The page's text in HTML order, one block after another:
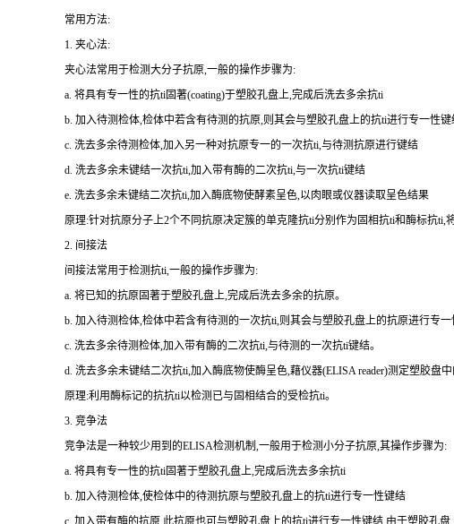
常用方法:
1. 夹心法:
夹心法常用于检测大分子抗原,一般的操作步骤为:
a. 将具有专一性的抗ti固著(coating)于塑胶孔盘上,完成后洗去多余抗ti
b. 加入待测检体,检体中若含有待测的抗原,则其会与塑胶孔盘上的抗ti进行专一性键
c. 洗去多余待测检体,加入另一种对抗原专一的一次抗ti,与待测抗原进行键结
d. 洗去多余未键结一次抗ti,加入带有酶的二次抗ti,与一次抗ti键结
e. 洗去多余未键结二次抗ti,加入酶底物使酵素呈色,以肉眼或仪器读取呈色结果
原理:针对抗原分子上2个不同抗原决定簇的单克隆抗ti分别作为固相抗ti和酶标抗ti,
2. 间接法
间接法常用于检测抗ti,一般的操作步骤为:
a. 将已知的抗原固著于塑胶孔盘上,完成后洗去多余的抗原。
b. 加入待测检体,检体中若含有待测的一次抗ti,则其会与塑胶孔盘上的抗原进行专一
c. 洗去多余待测检体,加入带有酶的二次抗ti,与待测的一次抗ti键结。
d. 洗去多余未键结二次抗ti,加入酶底物使酶呈色,藉仪器(ELISA reader)测定塑胶盘
原理:利用酶标记的抗抗ti以检测已与固相结合的受检抗ti。
3. 竞争法
竞争法是一种较少用到的ELISA检测机制,一般用于检测小分子抗原,其操作步骤为:
a. 将具有专一性的抗ti固著于塑胶孔盘上,完成后洗去多余抗ti
b. 加入待测检体,使检体中的待测抗原与塑胶孔盘上的抗ti进行专一性键结
c. 加入带有酶的抗原,此抗原也可与塑胶孔盘上的抗ti进行专一性键结,由于塑胶孔盘